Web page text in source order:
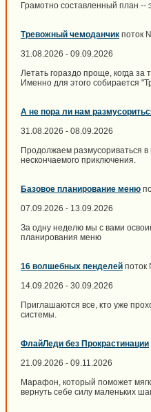
Грамотно составленный план --
Тревожный чемоданчик поток
31.08.2026 - 09.09.2026
Летать гораздо проще, когда за
Именно для этого собирается
А не пора ли нам
31.08.2026 - 08.09.2026
Продолжаем размусориваться
нескончаемого приключения.
Базовое планирование меню
07.09.2026 - 13.09.2026
За одну неделю мы с вами
планирования меню
16 волшебных пенделей
14.09.2026 - 30.09.2026
Приглашаются все, кто уже
системы.
ФлайЛеди без Прокрастинации
21.09.2026 - 09.11.2026
Марафон, который поможет
вернуть себе силу маленьких